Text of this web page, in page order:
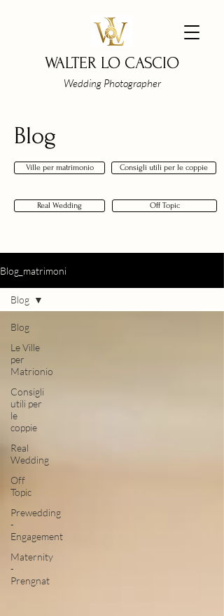
WALTER LO CASCIO
Wedding Photographer
Blog
Ville per matrimonio Consigli utili per le coppie
Real Wedding Off Topic
Blog_matrimoni
Blog
Le Ville
per
Matrionio
Consigli
utili per
le
coppie
Real
Wedding
Off
Topic
Prewedding
-
Engagement
Maternity
-
Prengnat
Blog